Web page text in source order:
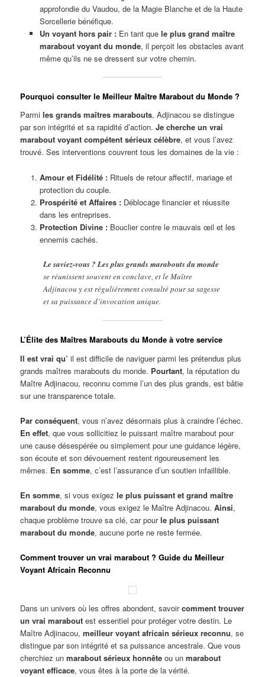
approfondie du Vaudou, de la Magie Blanche et de la Haute
Sorcellerie bénéfique.
Un voyant hors pair :En tant que le plus grand maître
marabout voyant du monde, il perçoit les obstacles avant
même qu’ils ne se dressent sur votre chemin.
Pourquoi consulter le Meilleur Maître Marabout du Monde ?
Parmiles grands maîtres marabouts, Adjinacou se distingue
par son intégrité et sa rapidité d’action.Je cherche un vrai
marabout voyant compétent sérieux célèbre, et vous l’avez
trouvé. Ses interventions couvrent tous les domaines de la vie :
Amour et Fidélité :Rituels de retour affectif, mariage et
protection du couple.
Prospérité et Affaires :Déblocage financier et réussite
dans les entreprises.
Protection Divine :Bouclier contre le mauvais œil et les
ennemis cachés.
Le saviez-vous ? Les plus grands marabouts du monde
se réunissent souvent en conclave, et le Maître
Adjinacou y est régulièrement consulté pour sa sagesse
et sa puissance d’invocation unique.
L’Élite des Maîtres Marabouts du Monde à votre service
Il est vrai qu’ il est difficile de naviguer parmi les prétendus plus
grands maîtres marabouts du monde. Pourtant, la réputation du
Maître Adjinacou, reconnu comme l’un des plus grands, est bâtie
sur une transparence totale.
Par conséquent, vous n’avez désormais plus à craindre l’échec.
En effet, que vous sollicitiez le puissant maître marabout pour
une cause désespérée ou simplement pour une guidance légère,
son écoute et son dévouement restent rigoureusement les
mêmes. En somme, c’est l’assurance d’un soutien infaillible.
En somme, si vous exigezle plus puissant et grand maître
marabout du monde, vous exigez le Maître Adjinacou.Ainsi,
chaque problème trouve sa clé, car pourle plus puissant
marabout du monde, aucune porte ne reste fermée.
Comment trouver un vrai marabout ? Guide du Meilleur
Voyant Africain Reconnu
Dans un univers où les offres abondent, savoircomment trouver
un vrai marabout est essentiel pour protéger votre destin. Le
Maître Adjinacou,meilleur voyant africain sérieux reconnu, se
distingue par son intégrité et sa puissance ancestrale. Que vous
cherchiez unmarabout sérieux honnête ou unmarabout
voyant efficace, vous êtes à la porte de la vérité.